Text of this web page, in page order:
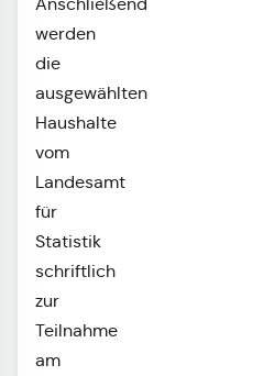
werden
die
ausgewählten
Haushalte
vom
Landesamt
für
Statistik
schriftlich
zur
Teilnahme
am